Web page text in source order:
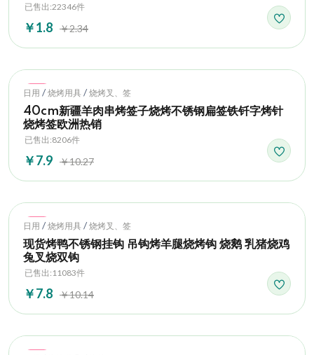
已售出:22346件
￥1.8 ￥2.34
Hot
日用 / 烧烤用具 / 烧烤叉、签
40cm新疆羊肉串烤签子烧烤不锈钢扁签铁钎字烤针
烧烤签欧洲热销
已售出:8206件
￥7.9 ￥10.27
Hot
日用 / 烧烤用具 / 烧烤叉、签
现货烤鸭不锈钢挂钩 吊钩烤羊腿烧烤钩 烧鹅 乳猪烧鸡
兔叉烧双钩
已售出:11083件
￥7.8 ￥10.14